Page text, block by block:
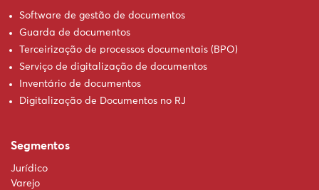
Software de gestão de documentos
Guarda de documentos
Terceirização de processos documentais (BPO)
Serviço de digitalização de documentos
Inventário de documentos
Digitalização de Documentos no RJ
Segmentos
Jurídico
Varejo